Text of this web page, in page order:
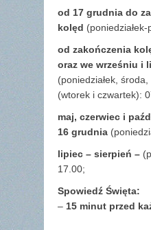
od 17 grudnia do
kolęd
od zakończenia
oraz we wrześniu i
(poniedziałek,
(wtorek i czwartek):
maj, czerwiec i
16 grudnia
lipiec – sierpień –
17.00;
Spowiedź Święta:
– 15 minut przed